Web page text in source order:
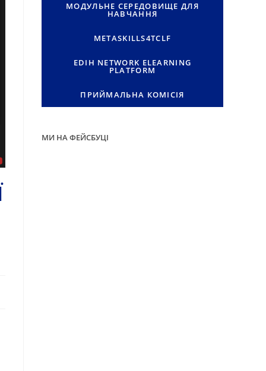
МОДУЛЬНЕ СЕРЕДОВИЩЕ ДЛЯ
НАВЧАННЯ
METASKILLS4TCLF
EDIH NETWORK ELEARNING
PLATFORM
ПРИЙМАЛЬНА КОМІСІЯ
МИ НА ФЕЙСБУЦІ